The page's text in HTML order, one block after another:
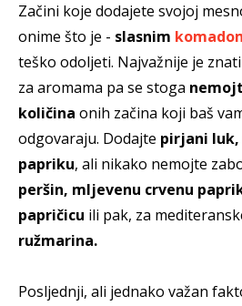
Začini koje dodajete svojoj
onime što je - slasnim
teško odoljeti. Najvažnije je
za aromama pa se stoga
količina onih začina koji baš
odgovaraju. Dodajte pirjani luk,
papriku, ali nikako nemojte
peršin, mljevenu crvenu
papričicu ili pak, za
ružmarina.
Posljednji, ali jednako važan